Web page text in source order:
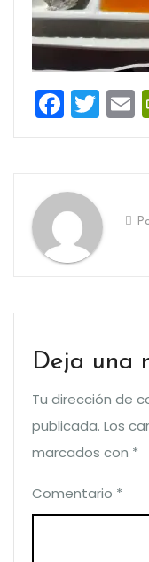
Deja una
Tu dirección de
publicada. Los
marcados con *
Comentario *